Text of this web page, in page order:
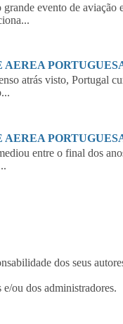
evento de aviação
atrás visto, Portugal
entre o final dos
dos seus
e/ou dos administradores.